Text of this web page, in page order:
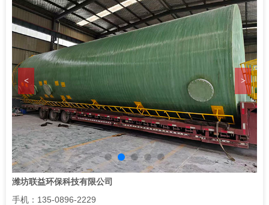
>
<
潍坊联益环保科技有限公司
手机：135-0896-2229